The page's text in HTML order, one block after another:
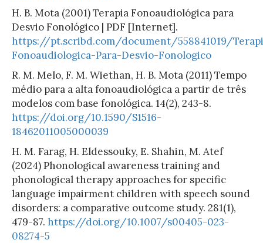
H. B. Mota (2001) Terapia Fonoaudiológica para
Desvio Fonológico | PDF [Internet].
https://pt.scribd.com/document/558841019/
Fonoaudiologica-Para-Desvio-Fonologico
R. M. Melo, F. M. Wiethan, H. B. Mota (2011) Tempo
médio para a alta fonoaudiológica a partir de três
modelos com base fonológica. 14(2), 243-8.
https://doi.org/10.1590/S1516-
18462011005000039
H. M. Farag, H. Eldessouky, E. Shahin, M. Atef
(2024) Phonological awareness training and
phonological therapy approaches for specific
language impairment children with speech sound
disorders: a comparative outcome study. 281(1),
479-87. https://doi.org/10.1007/s00405-023-
08274-5